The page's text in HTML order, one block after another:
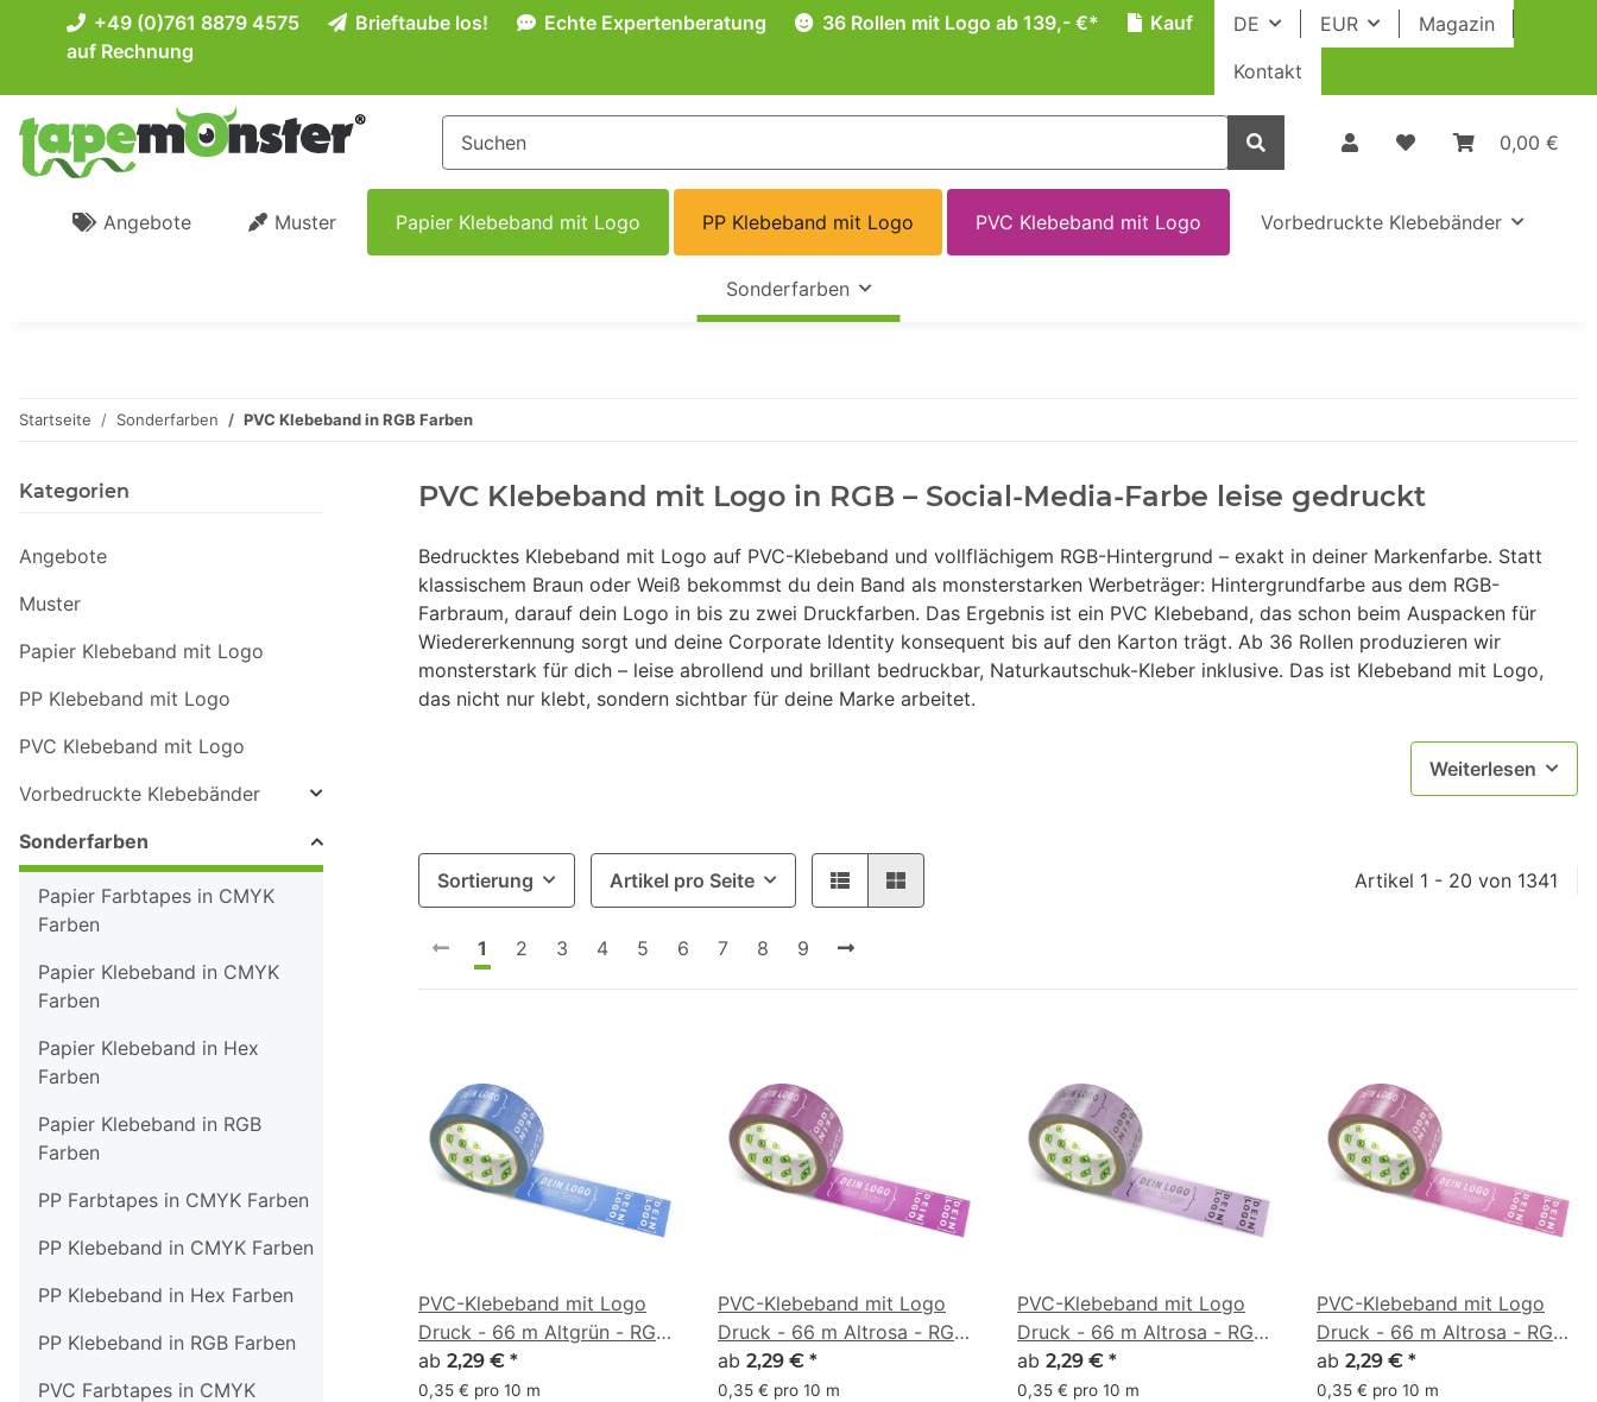
DE EUR
Magazin
Kontakt
+49 (0)761 8879 4575 Brieftaube los! Echte Expertenberatung 36 Rollen mit Logo ab 139,- €*
Kauf
auf Rechnung
0,00 €
Angebote Muster Papier Klebeband mit Logo PP Klebeband mit Logo PVC Klebeband mit Logo Vorbedruckte Klebebänder
Sonderfarben
Startseite Sonderfarben PVC Klebeband in RGB Farben
PVC Klebeband mit Logo in RGB – Social-Media-Farbe leise gedruckt
Bedrucktes Klebeband mit Logo auf PVC-Klebeband und vollflächigem RGB-Hintergrund – exakt in deiner Markenfarbe. Statt
klassischem Braun oder Weiß bekommst du dein Band als monsterstarken Werbeträger: Hintergrundfarbe aus dem RGB-
Farbraum, darauf dein Logo in bis zu zwei Druckfarben. Das Ergebnis ist ein PVC Klebeband, das schon beim Auspacken für
Wiedererkennung sorgt und deine Corporate Identity konsequent bis auf den Karton trägt. Ab 36 Rollen produzieren wir
monsterstark für dich – leise abrollend und brillant bedruckbar, Naturkautschuk-Kleber inklusive. Das ist Klebeband mit Logo,
das nicht nur klebt, sondern sichtbar für deine Marke arbeitet.
Weiterlesen
Sortierung Artikel pro Seite Artikel 1 - 20 von 1341
1 2 3 4 5 6 7 8 9
PVC-Klebeband mit Logo
Druck - 66 m Altgrün - RGB
(58, 93, 174)
ab 2,29 € *
0,35 € pro 10 m
PVC-Klebeband mit Logo
Druck - 66 m Altrosa - RGB
(131, 49, 119)
ab 2,29 € *
0,35 € pro 10 m
PVC-Klebeband mit Logo
Druck - 66 m Altrosa - RGB
(141, 110, 151)
ab 2,29 € *
0,35 € pro 10 m
PVC-Klebeband mit Logo
Druck - 66 m Altrosa - RGB
(153, 72, 120)
ab 2,29 € *
0,35 € pro 10 m
Kategorien
Angebote
Muster
Papier Klebeband mit Logo
PP Klebeband mit Logo
PVC Klebeband mit Logo
Vorbedruckte Klebebänder
Sonderfarben
Papier Farbtapes in CMYK
Farben
Papier Klebeband in CMYK
Farben
Papier Klebeband in Hex
Farben
Papier Klebeband in RGB
Farben
PP Farbtapes in CMYK Farben
PP Klebeband in CMYK Farben
PP Klebeband in Hex Farben
PP Klebeband in RGB Farben
PVC Farbtapes in CMYK